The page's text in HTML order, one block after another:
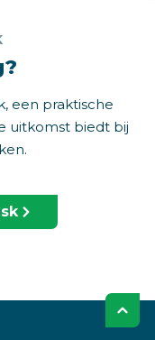
een praktische
uitkomst biedt bij